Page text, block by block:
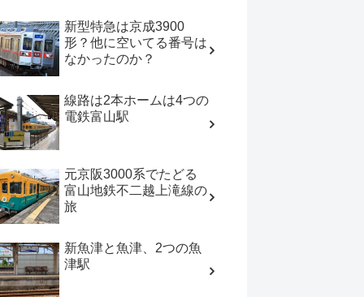
新型特急は京成3900
形？他に空いてる番号は
なかったのか？
線路は2本ホームは4つの
電鉄富山駅
元京阪3000系でたどる
富山地鉄不二越上滝線の
旅
新魚津と魚津、2つの魚
津駅